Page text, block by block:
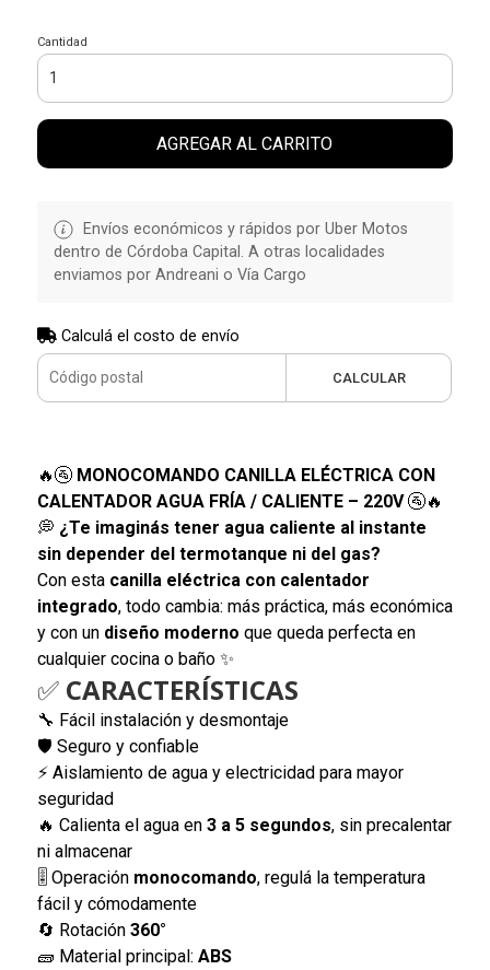
Cantidad
AGREGAR AL CARRITO
Envíos económicos y rápidos por Uber Motos
dentro de Córdoba Capital. A otras localidades
enviamos por Andreani o Vía Cargo
Calculá el costo de envío
CALCULAR
🔥🚰 MONOCOMANDO CANILLA ELÉCTRICA CON
CALENTADOR AGUA FRÍA / CALIENTE – 220V🚰🔥
💭 ¿Te imaginás tener agua caliente al instante
sin depender del termotanque ni del gas?
Con esta canilla eléctrica con calentador
integrado, todo cambia: más práctica, más económica
y con un diseño moderno que queda perfecta en
cualquier cocina o baño ✨
✅ CARACTERÍSTICAS
🔧 Fácil instalación y desmontaje
🛡️ Seguro y confiable
⚡ Aislamiento de agua y electricidad para mayor
seguridad
🔥 Calienta el agua en 3 a 5 segundos, sin precalentar
ni almacenar
🎚️ Operación monocomando, regulá la temperatura
fácil y cómodamente
🔄 Rotación 360°
🧱 Material principal: ABS